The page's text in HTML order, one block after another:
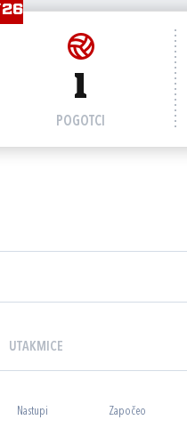
1
POGOTCI
UTAKMICE
Nastupi Započeo